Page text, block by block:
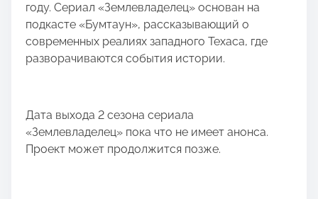
году. Сериал «Землевладелец» основан на
подкасте «Бумтаун», рассказывающий о
современных реалиях западного Техаса, где
разворачиваются события истории.
Дата выхода 2 сезона сериала
«Землевладелец» пока что не имеет анонса.
Проект может продолжится позже.